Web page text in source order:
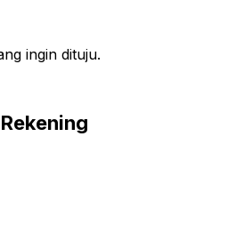
ingin dituju.